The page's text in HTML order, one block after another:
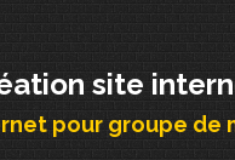
site
pour groupe de